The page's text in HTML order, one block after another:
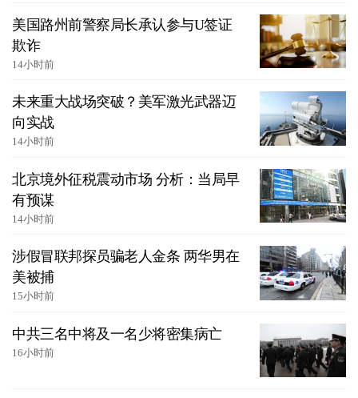
美国路州前警察局长承认参与U签证
欺诈
14小时前
未来重大战场突破？美军激光武器迈
向实战
14小时前
北京境外征税震动市场 分析：当局早
有预谋
14小时前
涉假冒联邦探员骗老人金条 两华男在
美被捕
15小时前
中共三名中将及一名少将密集病亡
16小时前